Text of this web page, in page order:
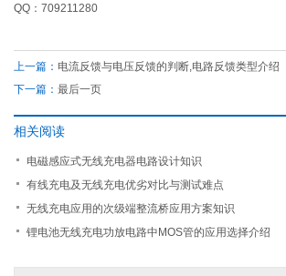
QQ：709211280
上一篇： 电流反馈与电压反馈的判断,电路反馈类型介绍
下一篇： 最后一页
相关阅读
电磁感应式无线充电器电路设计知识
有线充电及无线充电优劣对比与测试难点
无线充电应用的次级端整流桥应用方案知识
锂电池无线充电功放电路中MOS管的应用选择介绍